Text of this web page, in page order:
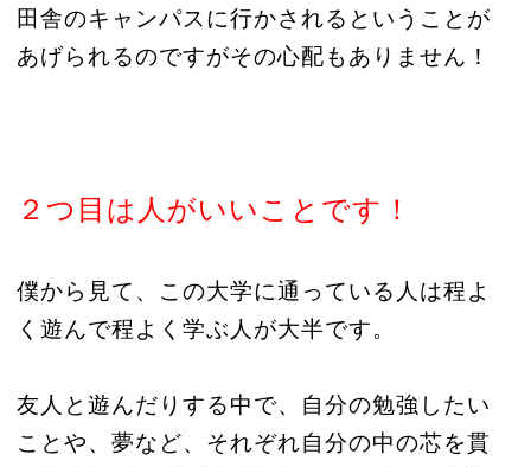
田舎のキャンパスに行かされるということが
あげられるのですがその心配もありません！
２つ目は人がいいことです！
僕から見て、この大学に通っている人は程よ
く遊んで程よく学ぶ人が大半です。
友人と遊んだりする中で、自分の勉強したい
ことや、夢など、それぞれ自分の中の芯を貫